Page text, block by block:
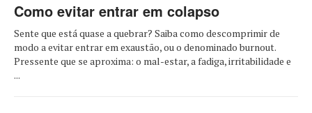
Como evitar entrar em colapso
Sente que está quase a quebrar? Saiba como descomprimir de
modo a evitar entrar em exaustão, ou o denominado burnout.
Pressente que se aproxima: o mal-estar, a fadiga, irritabilidade e
...